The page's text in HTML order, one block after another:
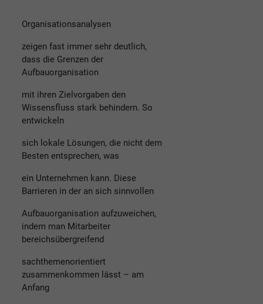
Organisationsanalysen
zeigen fast immer sehr deutlich,
dass die Grenzen der
Aufbauorganisation
mit ihren Zielvorgaben den
Wissensfluss stark behindern. So
entwickeln
sich lokale Lösungen, die nicht dem
Besten entsprechen, was
ein Unternehmen kann. Diese
Barrieren in der an sich sinnvollen
Aufbauorganisation aufzuweichen,
indem man Mitarbeiter
bereichsübergreifend
sachthemenorientiert
zusammenkommen lässt – am
Anfang